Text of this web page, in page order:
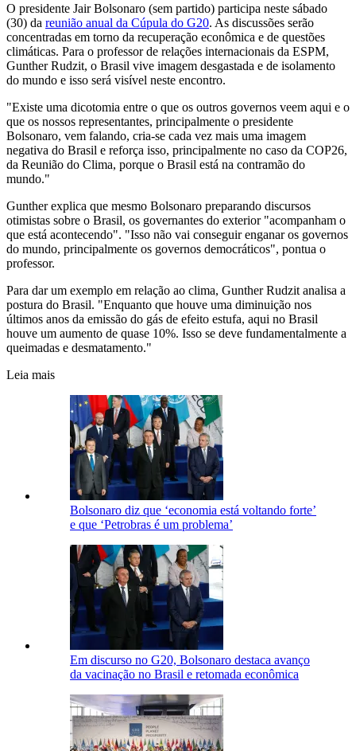
O presidente Jair Bolsonaro (sem partido) participa neste sábado
(30) da reunião anual da Cúpula do G20. As discussões serão
concentradas em torno da recuperação econômica e de questões
climáticas. Para o professor de relações internacionais da ESPM,
Gunther Rudzit, o Brasil vive imagem desgastada e de isolamento
do mundo e isso será visível neste encontro.
"Existe uma dicotomia entre o que os outros governos veem aqui e o
que os nossos representantes, principalmente o presidente
Bolsonaro, vem falando, cria-se cada vez mais uma imagem
negativa do Brasil e reforça isso, principalmente no caso da COP26,
da Reunião do Clima, porque o Brasil está na contramão do
mundo."
Gunther explica que mesmo Bolsonaro preparando discursos
otimistas sobre o Brasil, os governantes do exterior "acompanham o
que está acontecendo". "Isso não vai conseguir enganar os governos
do mundo, principalmente os governos democráticos", pontua o
professor.
Para dar um exemplo em relação ao clima, Gunther Rudzit analisa a
postura do Brasil. "Enquanto que houve uma diminuição nos
últimos anos da emissão do gás de efeito estufa, aqui no Brasil
houve um aumento de quase 10%. Isso se deve fundamentalmente a
queimadas e desmatamento."
Leia mais
Bolsonaro diz que ‘economia está voltando forte’
e que ‘Petrobras é um problema’
Em discurso no G20, Bolsonaro destaca avanço
da vacinação no Brasil e retomada econômica